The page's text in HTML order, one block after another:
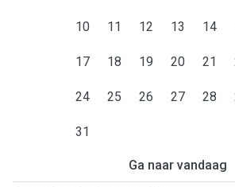
10 11 12 13 14
17 18 19 20 21
24 25 26 27 28
31
Ga naar vandaag